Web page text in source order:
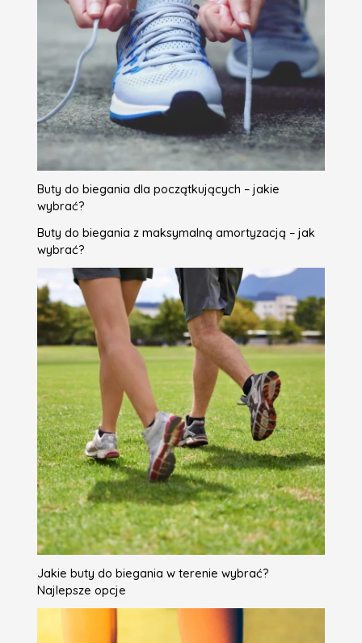
Buty do biegania dla początkujących – jakie
wybrać?
Buty do biegania z maksymalną amortyzacją – jak
wybrać?
Jakie buty do biegania w terenie wybrać?
Najlepsze opcje